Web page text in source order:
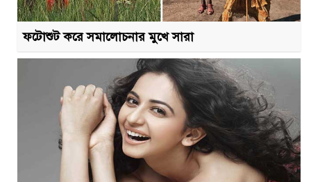
ফটোশুট করে সমালোচনার মুখে সারা